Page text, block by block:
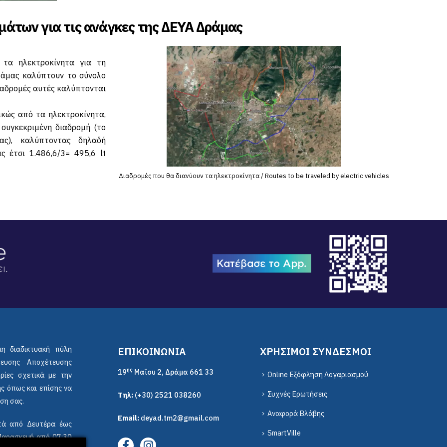
για τις ανάγκες της ΔΕΥΑ Δράμας
ηλεκτροκίνητα για τη
καλύπτουν το σύνολο
αυτές καλύπτονται
από τα ηλεκτροκίνητα,
διαδρομή (το
καλύπτοντας δηλαδή
έτσι 1.486,6/3= 495,6 lt
Διαδρομές που θα διανύουν τα ηλεκτροκίνητα / Routes to be traveled by electric vehicles
διαδικτυακή πύλη
Αποχέτευσης
σχετικά με την
όπως και επίσης να
σας.
από Δευτέρα έως
από 07:30
ΕΠΙΚΟΙΝΩΝΙΑ
19ης Μαΐου 2, Δράμα 661 33
Τηλ: (+30) 2521 038260
Email: deyad.tm2@gmail.com
ΧΡΗΣΙΜΟΙ ΣΥΝΔΕΣΜΟΙ
Online Εξόφληση Λογαριασμού
Συχνές Ερωτήσεις
Αναφορά Βλάβης
SmartVille